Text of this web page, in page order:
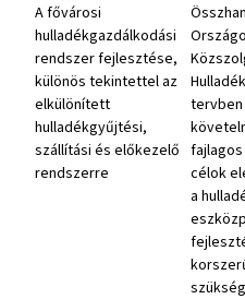
A fővárosi
hulladékgazdálkodási
rendszer fejlesztése,
különös tekintettel az
elkülönített
hulladékgyűjtési,
szállítási és előkezelő
rendszerre
célok
a